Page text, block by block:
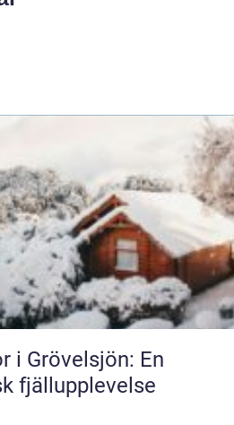
i Grövelsjön: En
fjällupplevelse